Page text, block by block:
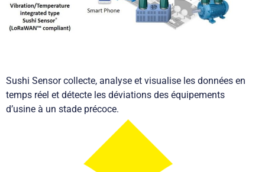
Sushi Sensor collecte, analyse et visualise les données en
temps réel et détecte les déviations des équipements
d’usine à un stade précoce.